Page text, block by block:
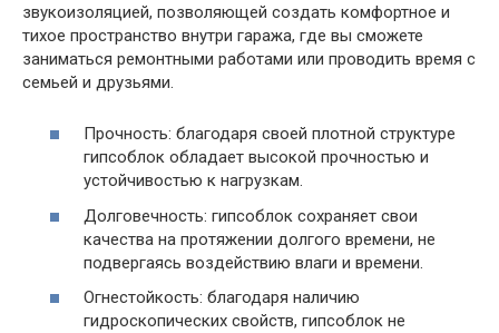
звукоизоляцией, позволяющей создать комфортное и
тихое пространство внутри гаража, где вы сможете
заниматься ремонтными работами или проводить время с
семьей и друзьями.
Прочность: благодаря своей плотной структуре
гипсоблок обладает высокой прочностью и
устойчивостью к нагрузкам.
Долговечность: гипсоблок сохраняет свои
качества на протяжении долгого времени, не
подвергаясь воздействию влаги и времени.
Огнестойкость: благодаря наличию
гидроскопических свойств, гипсоблок не